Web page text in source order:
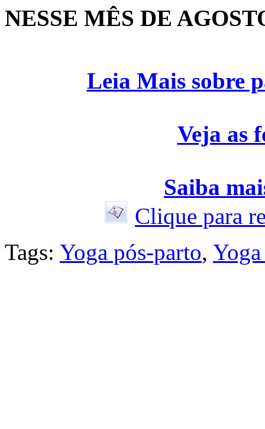
NESSE MÊS DE
Leia Mais sobre
Veja as
Saiba
Clique para
Tags: Yoga pós-parto,